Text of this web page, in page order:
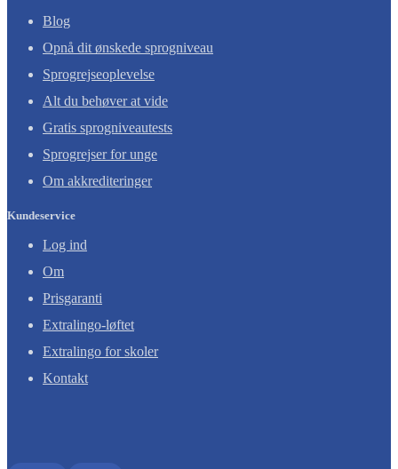
Blog
Opnå dit ønskede sprogniveau
Sprogrejseoplevelse
Alt du behøver at vide
Gratis sprogniveautests
Sprogrejser for unge
Om akkrediteringer
Kundeservice
Log ind
Om
Prisgaranti
Extralingo-løftet
Extralingo for skoler
Kontakt